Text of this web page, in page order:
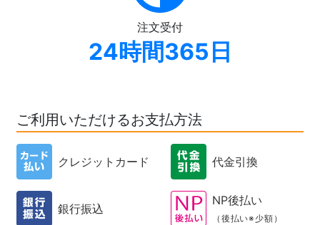
注文受付
24時間365日
ご利用いただけるお支払方法
クレジットカード 代金引換
銀行振込
NP後払い
（後払い※少額）